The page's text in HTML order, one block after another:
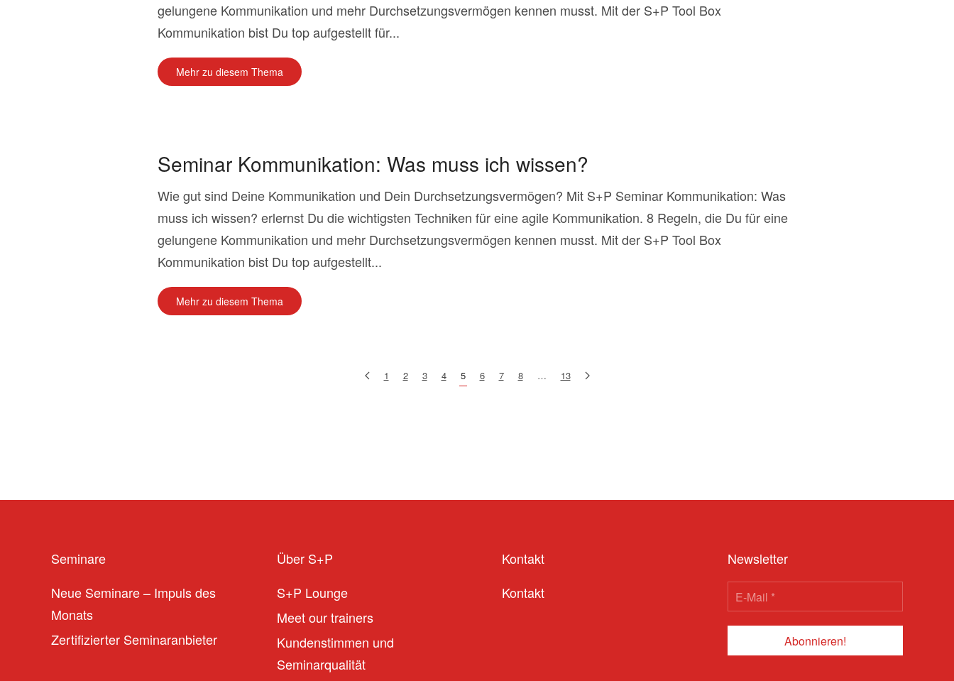
gelungene Kommunikation und mehr Durchsetzungsvermögen kennen musst. Mit der S+P Tool Box
Kommunikation bist Du top aufgestellt für...
Mehr zu diesem Thema
Seminar Kommunikation: Was muss ich wissen?
Wie gut sind Deine Kommunikation und Dein Durchsetzungsvermögen? Mit S+P Seminar Kommunikation: Was
muss ich wissen? erlernst Du die wichtigsten Techniken für eine agile Kommunikation. 8 Regeln, die Du für eine
gelungene Kommunikation und mehr Durchsetzungsvermögen kennen musst. Mit der S+P Tool Box
Kommunikation bist Du top aufgestellt...
Mehr zu diesem Thema
1 2 3 4 5 6 7 8 … 13
Seminare
Neue Seminare – Impuls des
Monats
Zertifizierter Seminaranbieter
Über S+P
S+P Lounge
Meet our trainers
Kundenstimmen und
Seminarqualität
Kontakt
Kontakt
Newsletter